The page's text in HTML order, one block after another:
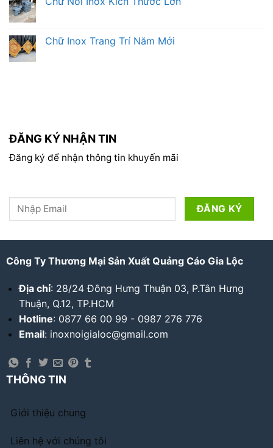
Chữ Inox Trang Trí Năm Mới
ĐĂNG KÝ NHẬN TIN
Đăng ký để nhận thông tin khuyến mãi
Công Ty Thương Mại Sản Xuất Quảng Cáo Gia Lộc
Địa chỉ: 28/24 Đông Hưng Thuận 03, P.Tân Hưng
Thuận, Q.12, TP.HCM
Hotline: 0877 66 00 99 - 0987 276 776
Email: inoxnoigialoc@gmail.com
THÔNG TIN
Giới thiệu chung
Liên hệ với chúng tôi